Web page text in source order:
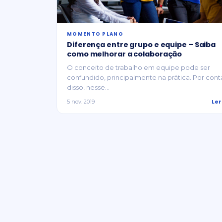
MOMENTO PLANO
Diferença entre grupo e equipe – Saiba
como melhorar a colaboração
O conceito de trabalho em equipe pode ser
confundido, principalmente na prática. Por
disso, nesse...
5 nov. 2019